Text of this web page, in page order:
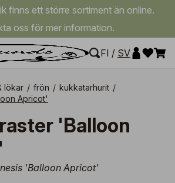
finns ett större sortiment än online.
oss för mer information.
FI / SV
lökar / frön / kukkatarhurit /
Apricot'
'Balloon Apricot'